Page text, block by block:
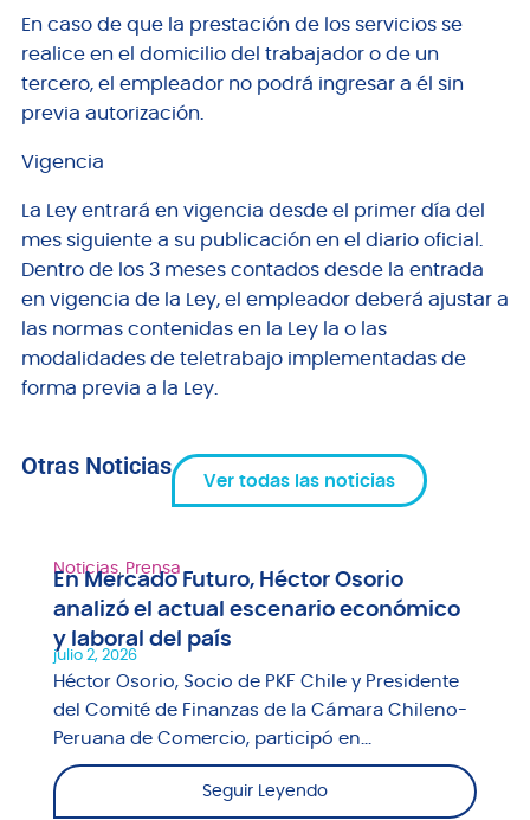
En caso de que la prestación de los servicios se
realice en el domicilio del trabajador o de un
tercero, el empleador no podrá ingresar a él sin
previa autorización.
Vigencia
La Ley entrará en vigencia desde el primer día del
mes siguiente a su publicación en el diario oficial.
Dentro de los 3 meses contados desde la entrada
en vigencia de la Ley, el empleador deberá ajustar a
las normas contenidas en la Ley la o las
modalidades de teletrabajo implementadas de
forma previa a la Ley.
Otras Noticias
Ver todas las noticias
Noticias, Prensa
En Mercado Futuro, Héctor Osorio
analizó el actual escenario económico
y laboral del país
julio 2, 2026
Héctor Osorio, Socio de PKF Chile y Presidente
del Comité de Finanzas de la Cámara Chileno-
Peruana de Comercio, participó en...
Seguir Leyendo